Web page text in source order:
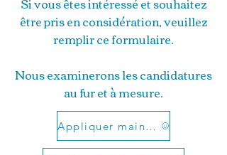
être pris en considération, veuillez
remplir ce formulaire.
Nous examinerons les candidatures
au fur et à mesure.
Appliquer maintenant